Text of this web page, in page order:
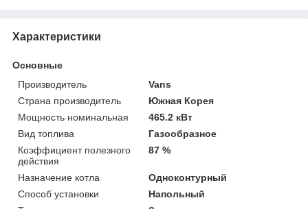
Характеристики
Основные
Производитель
Vans
Страна производитель
Южная Корея
Мощность номинальная
465.2 кВт
Вид топлива
Газообразное
Коэффициент полезного
действия
87 %
Назначение котла
Одноконтурный
Способ установки
Напольный